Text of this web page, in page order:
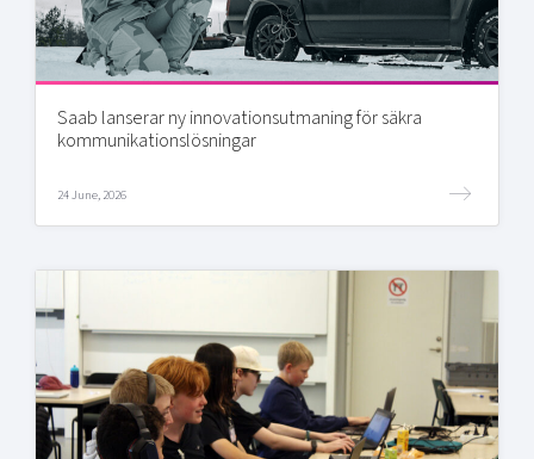
Saab lanserar ny innovationsutmaning för säkra
kommunikationslösningar
24 June, 2026